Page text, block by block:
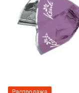
Распродажа